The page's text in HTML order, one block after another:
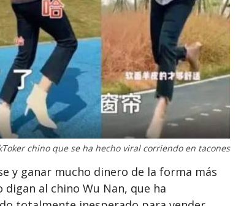
chino que se ha hecho viral corriendo en tacones
y ganar mucho dinero de la forma más
digan al chino Wu Nan, que ha